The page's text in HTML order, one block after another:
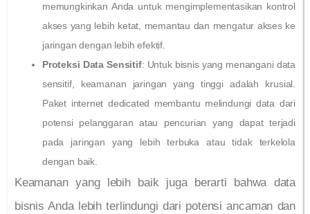
memungkinkan Anda untuk mengimplementasikan kontrol
akses yang lebih ketat, memantau dan mengatur akses ke
jaringan dengan lebih efektif.
Proteksi Data Sensitif: Untuk bisnis yang menangani data
sensitif, keamanan jaringan yang tinggi adalah krusial.
Paket internet dedicated membantu melindungi data dari
potensi pelanggaran atau pencurian yang dapat terjadi
pada jaringan yang lebih terbuka atau tidak terkelola
dengan baik.
Keamanan yang lebih baik juga berarti bahwa data
bisnis Anda lebih terlindungi dari potensi ancaman dan